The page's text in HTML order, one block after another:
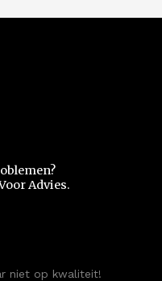
Advies.
niet op kwaliteit!